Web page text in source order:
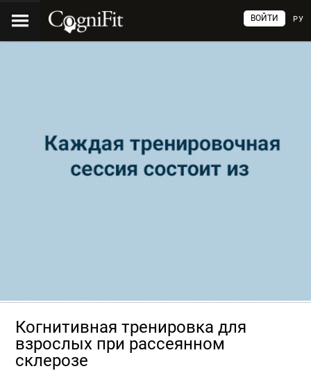
РУ
ВОЙТИ
Когнитивная тренировка для
взрослых при рассеянном
склерозе